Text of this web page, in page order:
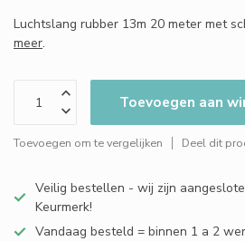
Luchtslang rubber 13m 20 meter met
meer.
Toevoegen aan
Toevoegen om te vergelijken Deel dit
Veilig bestellen - wij zijn
Keurmerk!
Vandaag besteld = binnen 1 a 2